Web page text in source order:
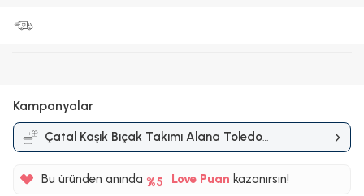
Kampanyalar
Çatal Kaşık Bıçak Takımı Alana Toledo
Swiss Crystal Tencere Seti Hediye
Bu üründen anında %5 Love Puankazanırsın!